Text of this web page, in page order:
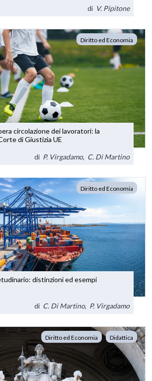
di V. Pipitone
Diritto ed Economia
circolazione dei lavoratori: la
di Giustizia UE
di P. Virgadamo, C. Di Martino
Diritto ed Economia
distinzioni ed esempi
di C. Di Martino, P. Virgadamo
Diritto ed Economia Didattica